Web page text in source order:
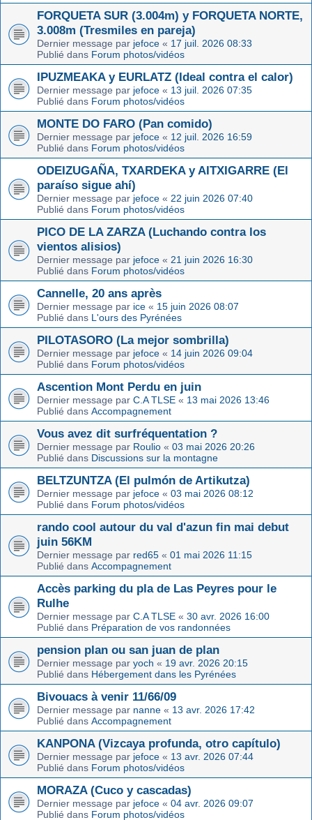
FORQUETA SUR (3.004m) y FORQUETA NORTE,
3.008m (Tresmiles en pareja)
Dernier message par jefoce « 17 juil. 2026 08:33
Publié dans Forum photos/vidéos
IPUZMEAKA y EURLATZ (Ideal contra el calor)
Dernier message par jefoce « 13 juil. 2026 07:35
Publié dans Forum photos/vidéos
MONTE DO FARO (Pan comido)
Dernier message par jefoce « 12 juil. 2026 16:59
Publié dans Forum photos/vidéos
ODEIZUGAÑA, TXARDEKA y AITXIGARRE (El
paraíso sigue ahí)
Dernier message par jefoce « 22 juin 2026 07:40
Publié dans Forum photos/vidéos
PICO DE LA ZARZA (Luchando contra los
vientos alisios)
Dernier message par jefoce « 21 juin 2026 16:30
Publié dans Forum photos/vidéos
Cannelle, 20 ans après
Dernier message par ice « 15 juin 2026 08:07
Publié dans L'ours des Pyrénées
PILOTASORO (La mejor sombrilla)
Dernier message par jefoce « 14 juin 2026 09:04
Publié dans Forum photos/vidéos
Ascention Mont Perdu en juin
Dernier message par C.A TLSE « 13 mai 2026 13:46
Publié dans Accompagnement
Vous avez dit surfréquentation ?
Dernier message par Roulio « 03 mai 2026 20:26
Publié dans Discussions sur la montagne
BELTZUNTZA (El pulmón de Artikutza)
Dernier message par jefoce « 03 mai 2026 08:12
Publié dans Forum photos/vidéos
rando cool autour du val d'azun fin mai debut
juin 56KM
Dernier message par red65 « 01 mai 2026 11:15
Publié dans Accompagnement
Accès parking du pla de Las Peyres pour le
Rulhe
Dernier message par C.A TLSE « 30 avr. 2026 16:00
Publié dans Préparation de vos randonnées
pension plan ou san juan de plan
Dernier message par yoch « 19 avr. 2026 20:15
Publié dans Hébergement dans les Pyrénées
Bivouacs à venir 11/66/09
Dernier message par nanne « 13 avr. 2026 17:42
Publié dans Accompagnement
KANPONA (Vizcaya profunda, otro capítulo)
Dernier message par jefoce « 13 avr. 2026 07:44
Publié dans Forum photos/vidéos
MORAZA (Cuco y cascadas)
Dernier message par jefoce « 04 avr. 2026 09:07
Publié dans Forum photos/vidéos